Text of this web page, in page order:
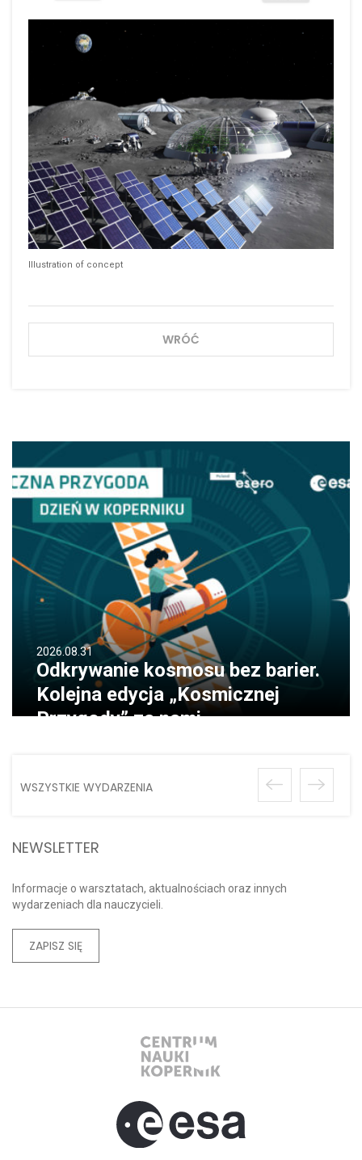
2026.08.31
Odkrywanie kosmosu bez barier.
Kolejna edycja „Kosmicznej
Przygody” za nami
WSZYSTKIE WYDARZENIA
NEWSLETTER
Informacje o warsztatach, aktualnościach oraz innych
wydarzeniach dla nauczycieli.
ZAPISZ SIĘ
Illustration of concept
WRÓĆ